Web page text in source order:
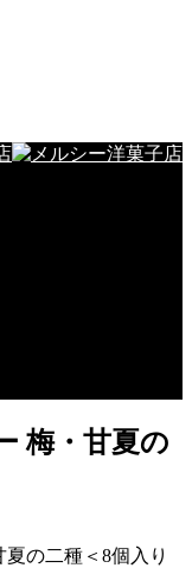
梅・甘夏の
の二種＜8個入り